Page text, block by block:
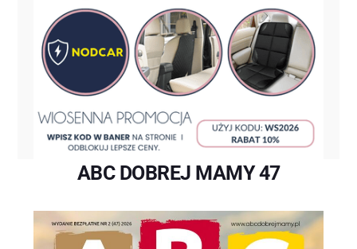
ABC DOBREJ MAMY 47